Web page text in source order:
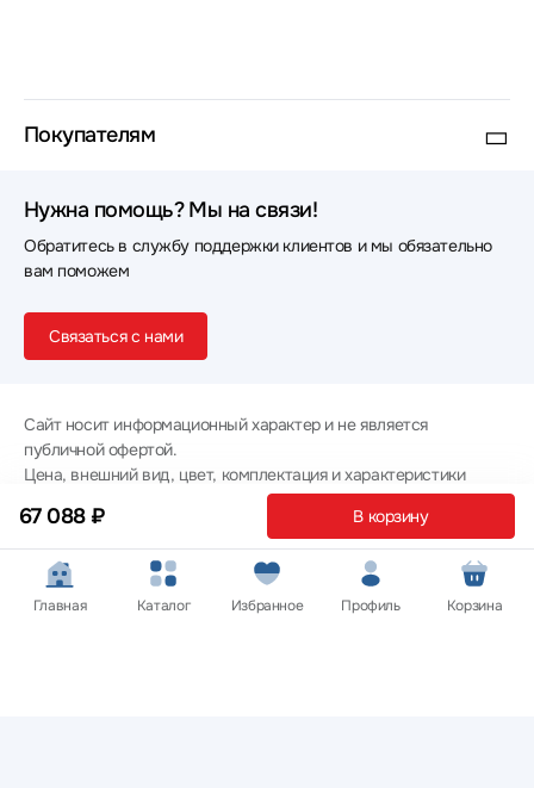
67 088 ₽ В корзину
Покупателям
Нужна помощь? Мы на связи!
Обратитесь в службу поддержки клиентов и мы обязательно
вам поможем
Связаться с нами
Сайт носит информационный характер и не является
публичной офертой.
Цена, внешний вид, цвет, комплектация и характеристики
товаров указаны для ознакомительных целей и могут не
совпадать с соответствующими параметрами поставляемых
товаров - уточняйте информацию у менеджера при
оформлении заказа.
Политика конфиденциальности
Главная Каталог Избранное Профиль Корзина